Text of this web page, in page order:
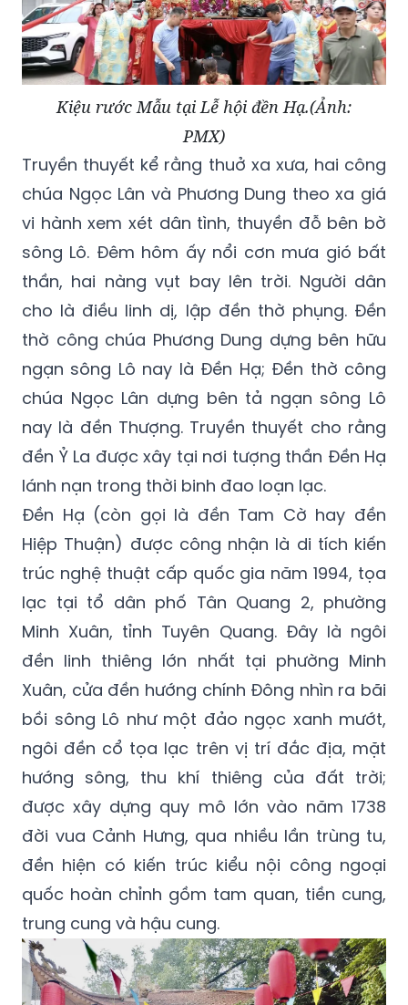
Kiệu rước Mẫu tại Lễ hội đền Hạ.(Ảnh:
PMX)
Truyền thuyết kể rằng thuở xa xưa, hai công
chúa Ngọc Lân và Phương Dung theo xa giá
vi hành xem xét dân tình, thuyền đỗ bên bờ
sông Lô. Đêm hôm ấy nổi cơn mưa gió bất
thần, hai nàng vụt bay lên trời. Người dân
cho là điều linh dị, lập đền thờ phụng. Đền
thờ công chúa Phương Dung dựng bên hữu
ngạn sông Lô nay là Đền Hạ; Đền thờ công
chúa Ngọc Lân dựng bên tả ngạn sông Lô
nay là đền Thượng. Truyền thuyết cho rằng
đền Ỷ La được xây tại nơi tượng thần Đền Hạ
lánh nạn trong thời binh đao loạn lạc.
Đền Hạ (còn gọi là đền Tam Cờ hay đền
Hiệp Thuận) được công nhận là di tích kiến
trúc nghệ thuật cấp quốc gia năm 1994, tọa
lạc tại tổ dân phố Tân Quang 2, phường
Minh Xuân, tỉnh Tuyên Quang. Đây là ngôi
đền linh thiêng lớn nhất tại phường Minh
Xuân, cửa đền hướng chính Đông nhìn ra bãi
bồi sông Lô như một đảo ngọc xanh mướt,
ngôi đền cổ tọa lạc trên vị trí đắc địa, mặt
hướng sông, thu khí thiêng của đất trời;
được xây dựng quy mô lớn vào năm 1738
đời vua Cảnh Hưng, qua nhiều lần trùng tu,
đền hiện có kiến trúc kiểu nội công ngoại
quốc hoàn chỉnh gồm tam quan, tiền cung,
trung cung và hậu cung.